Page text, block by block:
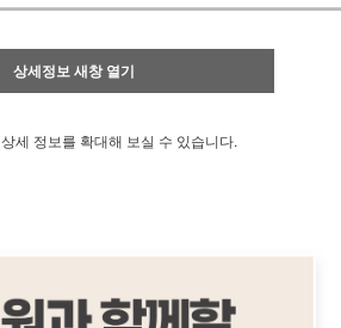
상세정보 새창 열기
상세 정보를 확대해 보실 수 있습니다.